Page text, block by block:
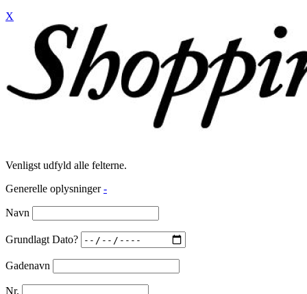
X
Venligst udfyld alle felterne.
Generelle oplysninger -
Navn
Grundlagt Dato?
Gadenavn
Nr.